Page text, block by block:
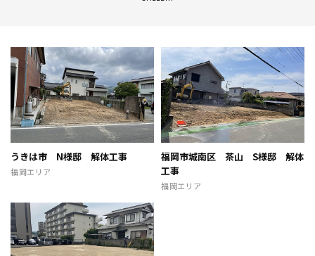
解体工事のオンライン相談＆決済サービス
建設廃棄物マニフェスト
会社概要
お見積り
うきは市 N様邸 解体工事
福岡エリア
福岡市城南区 茶山 S様邸 解体
工事
福岡エリア